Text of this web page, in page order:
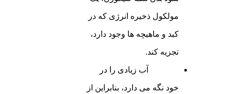
مولکول ذخیره انرژی که در
کبد و ماهیچه ها وجود دارد،
تجزیه کند.
آب زیادی را در
خود نگه می دارد، بنابراین از